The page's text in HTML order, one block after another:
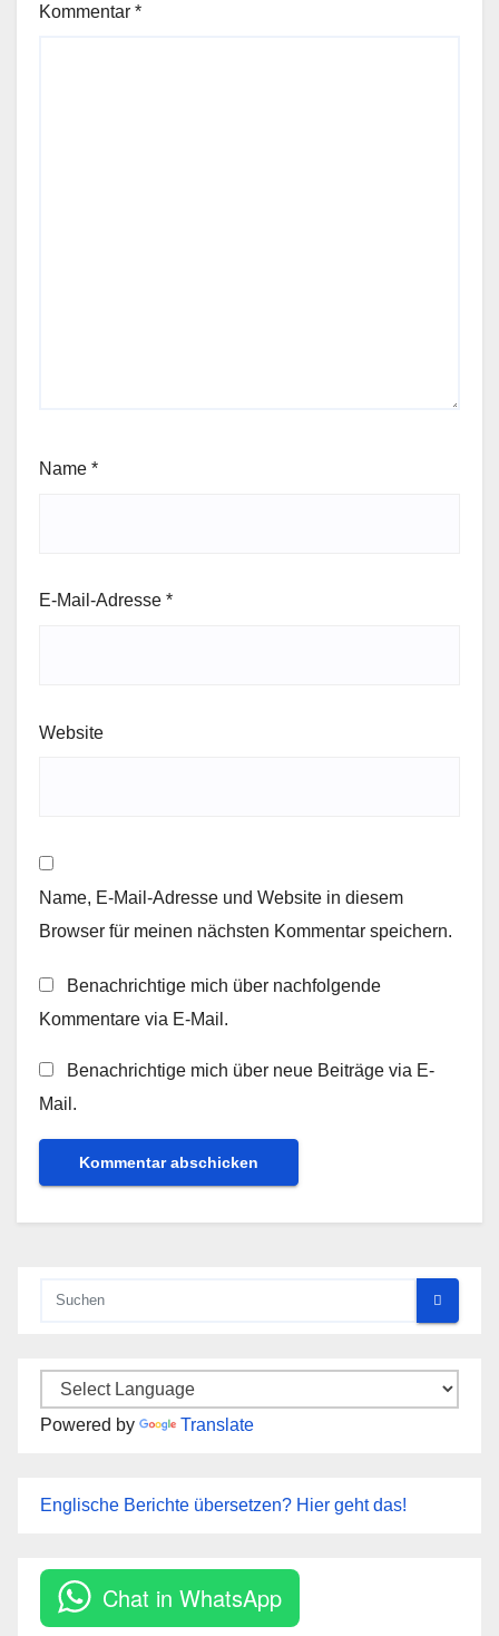
Kommentar *
Name *
E-Mail-Adresse *
Website
Name, E-Mail-Adresse und Website in diesem
Browser für meinen nächsten Kommentar speichern.
Benachrichtige mich über nachfolgende
Kommentare via E-Mail.
Benachrichtige mich über neue Beiträge via E-
Mail.
Powered by Translate
Englische Berichte übersetzen? Hier geht das!
Chat in WhatsApp